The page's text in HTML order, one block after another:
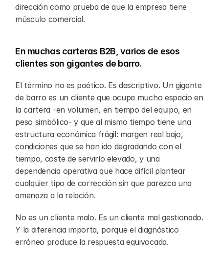
dirección como prueba de que la empresa tiene
músculo comercial.
En muchas carteras B2B, varios de esos
clientes son gigantes de barro.
El término no es poético. Es descriptivo. Un gigante
de barro es un cliente que ocupa mucho espacio en
la cartera -en volumen, en tiempo del equipo, en
peso simbólico- y que al mismo tiempo tiene una
estructura económica frágil: margen real bajo,
condiciones que se han ido degradando con el
tiempo, coste de servirlo elevado, y una
dependencia operativa que hace difícil plantear
cualquier tipo de corrección sin que parezca una
amenaza a la relación.
No es un cliente malo. Es un cliente mal gestionado.
Y la diferencia importa, porque el diagnóstico
erróneo produce la respuesta equivocada.